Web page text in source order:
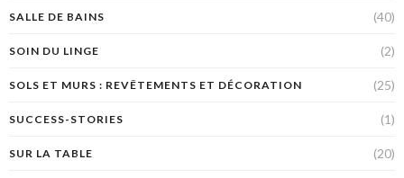
SALLE DE BAINS (40)
SOIN DU LINGE (2)
SOLS ET MURS : REVÊTEMENTS ET DÉCORATION (25)
SUCCESS-STORIES (1)
SUR LA TABLE (20)